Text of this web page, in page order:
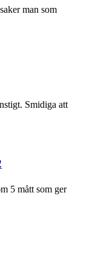
man som
Smidiga att
5 mått som ger